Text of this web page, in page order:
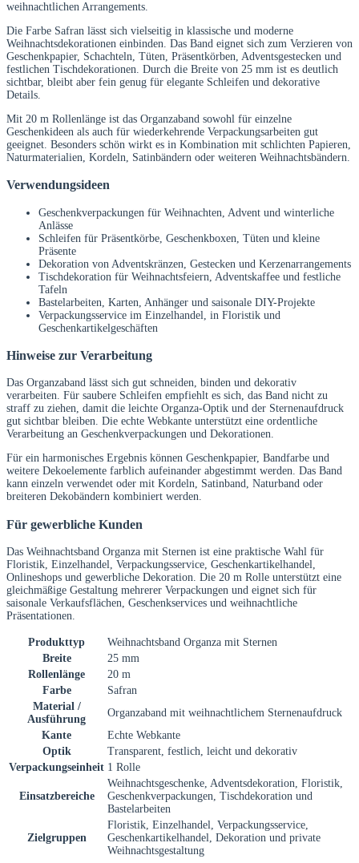
weihnachtlichen Arrangements.
Die Farbe Safran lässt sich vielseitig in klassische und moderne
Weihnachtsdekorationen einbinden. Das Band eignet sich zum Verzieren von
Geschenkpapier, Schachteln, Tüten, Präsentkörben, Adventsgestecken und
festlichen Tischdekorationen. Durch die Breite von 25 mm ist es deutlich
sichtbar, bleibt aber fein genug für elegante Schleifen und dekorative
Details.
Mit 20 m Rollenlänge ist das Organzaband sowohl für einzelne
Geschenkideen als auch für wiederkehrende Verpackungsarbeiten gut
geeignet. Besonders schön wirkt es in Kombination mit schlichten Papieren,
Naturmaterialien, Kordeln, Satinbändern oder weiteren Weihnachtsbändern.
Verwendungsideen
Geschenkverpackungen für Weihnachten, Advent und winterliche
Anlässe
Schleifen für Präsentkörbe, Geschenkboxen, Tüten und kleine
Präsente
Dekoration von Adventskränzen, Gestecken und Kerzenarrangements
Tischdekoration für Weihnachtsfeiern, Adventskaffee und festliche
Tafeln
Bastelarbeiten, Karten, Anhänger und saisonale DIY-Projekte
Verpackungsservice im Einzelhandel, in Floristik und
Geschenkartikelgeschäften
Hinweise zur Verarbeitung
Das Organzaband lässt sich gut schneiden, binden und dekorativ
verarbeiten. Für saubere Schleifen empfiehlt es sich, das Band nicht zu
straff zu ziehen, damit die leichte Organza-Optik und der Sternenaufdruck
gut sichtbar bleiben. Die echte Webkante unterstützt eine ordentliche
Verarbeitung an Geschenkverpackungen und Dekorationen.
Für ein harmonisches Ergebnis können Geschenkpapier, Bandfarbe und
weitere Dekoelemente farblich aufeinander abgestimmt werden. Das Band
kann einzeln verwendet oder mit Kordeln, Satinband, Naturband oder
breiteren Dekobändern kombiniert werden.
Für gewerbliche Kunden
Das Weihnachtsband Organza mit Sternen ist eine praktische Wahl für
Floristik, Einzelhandel, Verpackungsservice, Geschenkartikelhandel,
Onlineshops und gewerbliche Dekoration. Die 20 m Rolle unterstützt eine
gleichmäßige Gestaltung mehrerer Verpackungen und eignet sich für
saisonale Verkaufsflächen, Geschenkservices und weihnachtliche
Präsentationen.
Produkttyp
Weihnachtsband Organza mit Sternen
Breite
25 mm
Rollenlänge
20 m
Farbe
Safran
Material /
Ausführung
Organzaband mit weihnachtlichem Sternenaufdruck
Kante
Echte Webkante
Optik
Transparent, festlich, leicht und dekorativ
Verpackungseinheit 1 Rolle
Einsatzbereiche
Weihnachtsgeschenke, Adventsdekoration, Floristik,
Geschenkverpackungen, Tischdekoration und
Bastelarbeiten
Zielgruppen
Floristik, Einzelhandel, Verpackungsservice,
Geschenkartikelhandel, Dekoration und private
Weihnachtsgestaltung